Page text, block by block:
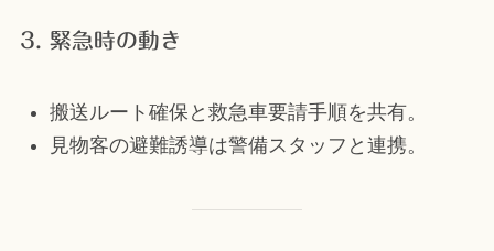
3. 緊急時の動き
搬送ルート確保と救急車要請手順を共有。
見物客の避難誘導は警備スタッフと連携。